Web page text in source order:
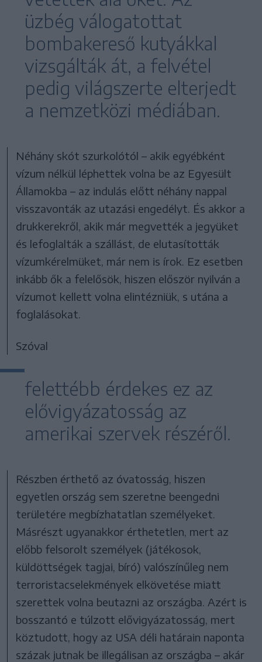
üzbég válogatottat
bombakereső kutyákkal
vizsgálták át, a felvétel
pedig világszerte elterjedt
a nemzetközi médiában.
Néhány skót szurkolótól – akik egyébként
vízum nélkül léphettek volna be az Egyesült
Államokba – az indulás előtt néhány nappal
visszavonták az utazási engedélyt. És akkor a
drukkerekről, akik már megvették a jegyüket
és lefoglalták a szállást, de elutasították
vízumkérelmüket, már nem is írok. Ez esetben
inkább ők a felelősök, hiszen először nyilván a
vízumot kellett volna elintézniük, s utána a
foglalásokat.
Szóval
felettébb érdekes ez az
elővigyázatosság az
amerikai szervek részéről.
Részben érthető az óvatosság, hiszen
egyetlen ország sem szeretne beengedni
területére megbízhatatlan személyeket.
Másrészt ugyanakkor érthetetlen, mert az
előbb felsorolt személyek (játékosok,
küldöttségek tagjai, bíró) valószínűleg nem
terroristacselekmények elkövetése miatt
szerettek volna beutazni az országba. Azért is
bosszantó e túlzott elővigyázatosság, mert
köztudott, hogy az USA déli határain naponta
százak jutnak be illegálisan az országba – akár